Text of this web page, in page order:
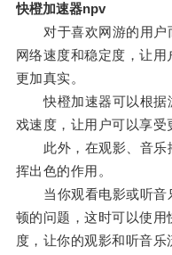
快橙加速器npv
对于喜欢网游的用户
网络速度和稳定度，让
更加真实。
快橙加速器可以根据
戏速度，让用户可以享受
此外，在观影、音乐
挥出色的作用。
当你观看电影或听音
顿的问题，这时可以使
度，让你的观影和听音乐